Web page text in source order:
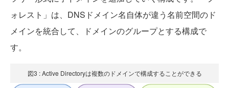
ォレスト」は、DNSドメイン名自体が違う名前空間のド
メインを統合して、ドメインのグループとする構成で
す。
図3 : Active Directoryは複数のドメインで構成することができる